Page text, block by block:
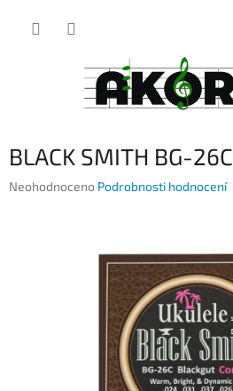
BLACK SMITH BG-26C
Průměrné
Neohodnoceno Podrobnosti hodnocení